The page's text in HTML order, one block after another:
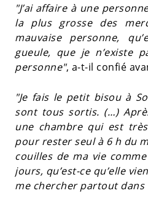
"J’ai affaire à une
la plus grosse des
mauvaise personne,
gueule, que je n’existe
personne", a-t-il confié
"Je fais le petit bisou à
sont tous sortis. (…)
une chambre qui est
pour rester seul à 6 h du
couilles de ma vie
jours, qu’est-ce qu’elle
me chercher partout dans